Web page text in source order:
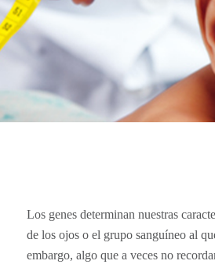
Los genes determinan nuestras
de los ojos o el grupo sanguíneo al
embargo, algo que a veces no